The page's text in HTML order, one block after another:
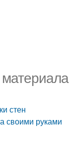
стен
своими руками